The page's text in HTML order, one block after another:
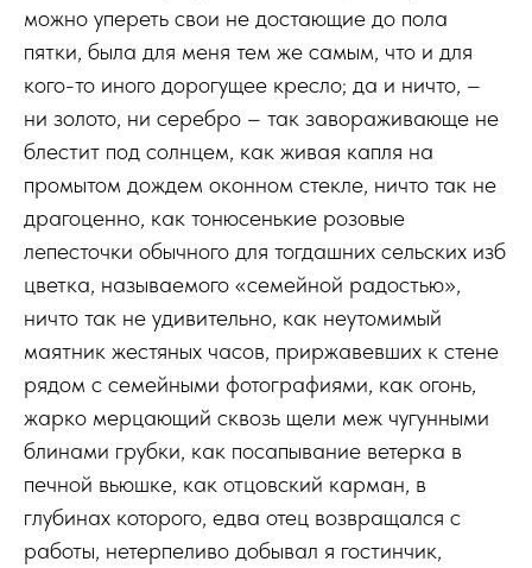
можно упереть свои не достающие до пола
пятки, была для меня тем же самым, что и для
кого-то иного дорогущее кресло; да и ничто, –
ни золото, ни серебро – так завораживающе не
блестит под солнцем, как живая капля на
промытом дождем оконном стекле, ничто так не
драгоценно, как тонюсенькие розовые
лепесточки обычного для тогдашних сельских изб
цветка, называемого «семейной радостью»,
ничто так не удивительно, как неутомимый
маятник жестяных часов, приржавевших к стене
рядом с семейными фотографиями, как огонь,
жарко мерцающий сквозь щели меж чугунными
блинами грубки, как посапывание ветерка в
печной вьюшке, как отцовский карман, в
глубинах которого, едва отец возвращался с
работы, нетерпеливо добывал я гостинчик,